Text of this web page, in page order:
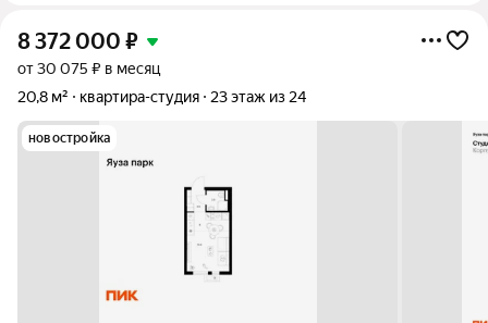
8 372 000 ₽
от 30 075 ₽ в месяц
20,8 м²
квартира-студия 23 этаж из 24
новостройка